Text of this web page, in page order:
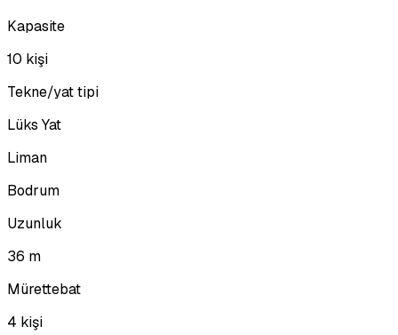
Kapasite
10 kişi
Tekne/yat tipi
Lüks Yat
Liman
Bodrum
Uzunluk
36 m
Mürettebat
4 kişi